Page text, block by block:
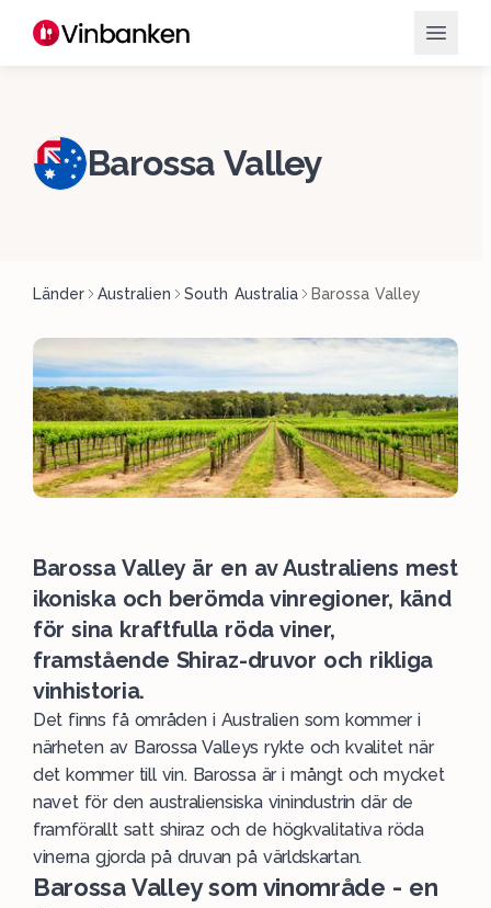
Barossa Valley
Länder Australien South Australia Barossa Valley
Barossa Valley är en av Australiens mest
ikoniska och berömda vinregioner, känd
för sina kraftfulla röda viner,
framstående Shiraz-druvor och rikliga
vinhistoria.
Det finns få områden i Australiensom kommer i
närheten av Barossa Valleys rykte och kvalitet när
det kommer till vin. Barossa är i mångt och mycket
navet för den australiensiska vinindustrin där de
framförallt satt shiraz och de högkvalitativa röda
vinerna gjorda på druvan påvärldskartan.
Barossa Valley som vinområde - en